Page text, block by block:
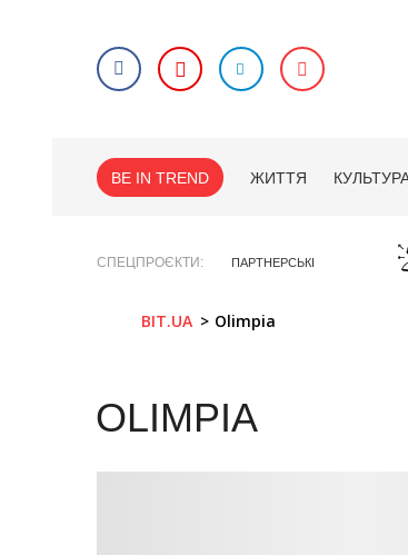
BE IN TREND ЖИТТЯ
СПЕЦПРОЄКТИ ПАРТНЕРСЬКІ
BIT.UA Olimpia
OLIMPIA